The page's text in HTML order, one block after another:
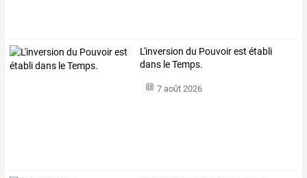
L'inversion du Pouvoir est établi
dans le Temps.
7 août 2026